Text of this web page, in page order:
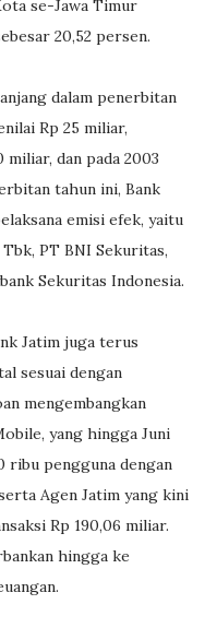
se-Jawa Timur
20,52 persen.
dalam penerbitan
Rp 25 miliar,
miliar, dan pada 2003
tahun ini, Bank
emisi efek, yaitu
PT BNI Sekuritas,
Sekuritas Indonesia.
Jatim juga terus
sesuai dengan
mengembangkan
yang hingga Juni
ribu pengguna dengan
Agen Jatim yang kini
Rp 190,06 miliar.
hingga ke